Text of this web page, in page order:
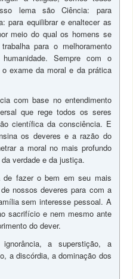
lema são Ciência: para
para equilibrar e enaltecer as
meio do qual os homens se
para o melhoramento
Sempre com o
exame da moral e da prática
com base no entendimento
que rege todos os seres
científica da consciência. E
os deveres e a razão do
a moral no mais profundo
verdade e da justiça.
fazer o bem em seu mais
nossos deveres para com a
sem interesse pessoal. A
sacrifício e nem mesmo ante
do dever.
a superstição, a
a discórdia, a dominação dos